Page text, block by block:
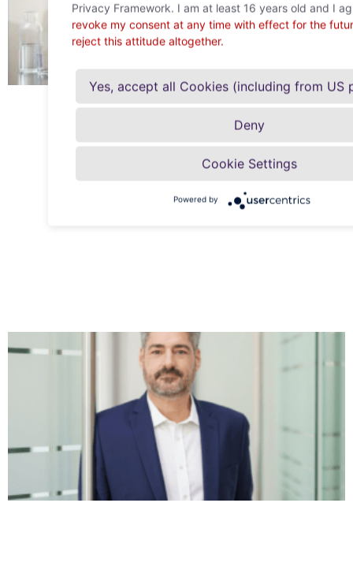
Privacy Framework. I am at least 16 years old and I
revoke my consent at any time with effect for the
reject this attitude altogether.
Yes, accept all Cookies (including from US
Deny
Cookie Settings
Powered by